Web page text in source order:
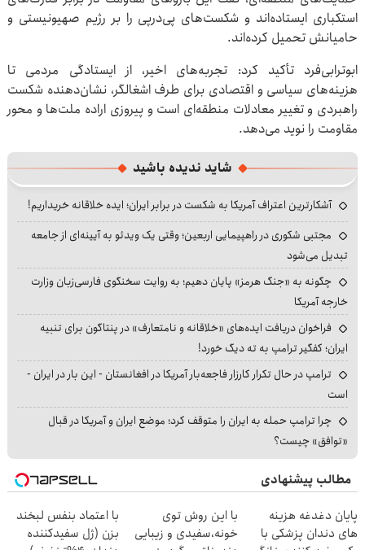
استکباری ایستاده‌اند و شکست‌های پی‌درپی را بر رژیم صهیونیستی و
حامیانش تحمیل کرده‌اند.
ابوترابی‌فرد تأکید کرد: تجربه‌های اخیر، از ایستادگی مردمی تا
هزینه‌های سیاسی و اقتصادی برای طرف اشغالگر، نشان‌دهنده شکست
راهبردی و تغییر معادلات منطقه‌ای است و پیروزی اراده ملت‌ها و محور
مقاومت را نوید می‌دهد.
شاید ندیده باشید
آشکارترین اعتراف آمریکا به شکست در برابر ایران؛ ایده خلاقانه خریداریم!
مجتبی شکوری در راهپیمایی اربعین؛ وقتی یک ویدئو به آیینه‌ای از جامعه
تبدیل می‌شود
چگونه به «جنگ هرمز» پایان دهیم؛ به روایت سخنگوی فارسی‌زبان وزارت
خارجه آمریکا
فراخوان دریافت ایده‌های «خلاقانه و نامتعارف» در پنتاگون برای تنبیه
ایران؛ کفگیر ترامپ به ته دیگ خورد!
ترامپ در حال تکرار کارزار فاجعه‌بار آمریکا در افغانستان - این بار در ایران -
است
چرا ترامپ حمله به ایران را متوقف کرد؛ موضع ایران و آمریکا در قبال
«توافق» چیست؟
مطالب پیشنهادی
پایان دغدغه هزینه
های دندان پزشکی با
با این روش توی
خونه،سفیدی و زیبایی
با اعتماد بنفس لبخند
بزن (ژل سفیدکننده